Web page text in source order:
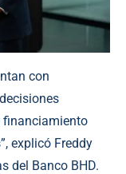
con
financiamiento
explicó Freddy
del Banco BHD.